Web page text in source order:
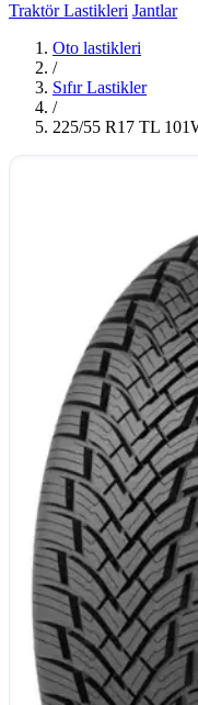
Traktör Lastikleri Jantlar
Oto lastikleri
/
Sıfır Lastikler
/
225/55 R17 TL